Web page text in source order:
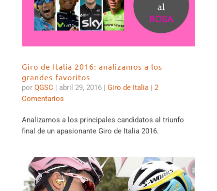
Giro de Italia 2016: analizamos a los
grandes favoritos
por QGSC | abril 29, 2016 | Giro de Italia| 2
Comentarios
Analizamos a los principales candidatos al triunfo
final de un apasionante Giro de Italia 2016.